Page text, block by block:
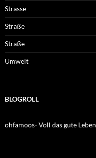
Strasse
Straße
Straße
Umwelt
BLOGROLL
ohfamoos- Voll das gute Leben